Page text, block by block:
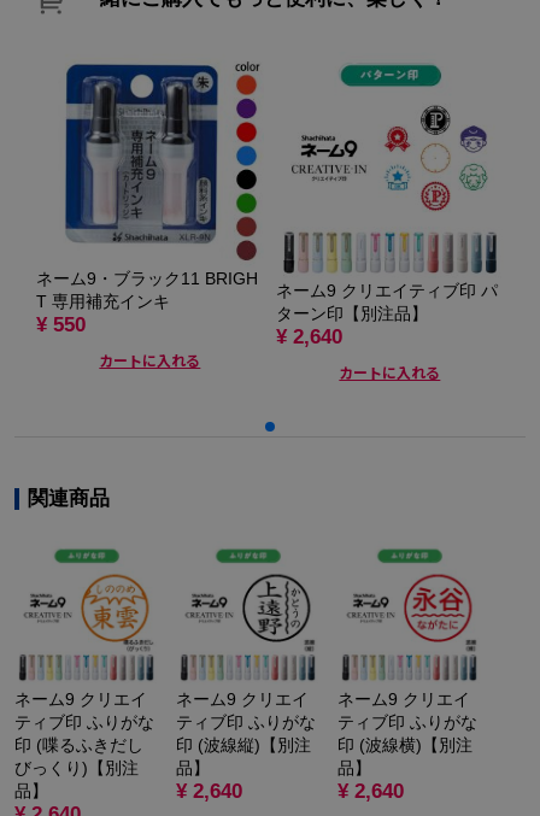
ネーム9・ブラック11 BRIGH
T 専用補充インキ
¥ 550
カートに入れる
ネーム9 クリエイティブ印 パ
ターン印【別注品】
¥ 2,640
カートに入れる
関連商品
ネーム9 クリエイ
ティブ印 ふりがな
印 (喋るふきだし
びっくり)【別注
品】
ネーム9 クリエイ
ティブ印 ふりがな
印 (波線縦)【別注
品】
¥ 2,640
ネーム9 クリエイ
ティブ印 ふりがな
印 (波線横)【別注
品】
¥ 2,640